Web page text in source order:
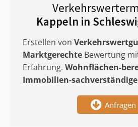
Kappeln in
Erstellen von
Marktgerechte Bewertung
Erfahrung. Wohnflächen-
Immobilien-
Anfragen